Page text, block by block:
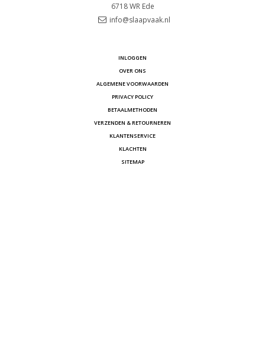
6718 WR Ede
info@slaapvaak.nl
INLOGGEN
OVER ONS
ALGEMENE VOORWAARDEN
PRIVACY POLICY
BETAALMETHODEN
VERZENDEN & RETOURNEREN
KLANTENSERVICE
KLACHTEN
SITEMAP